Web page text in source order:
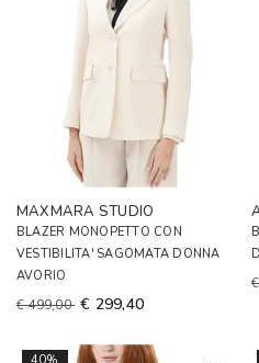
MAXMARA STUDIO
BLAZER MONOPETTO CON
VESTIBILITA' SAGOMATA DONNA
AVORIO
€ 499,00 € 299,40